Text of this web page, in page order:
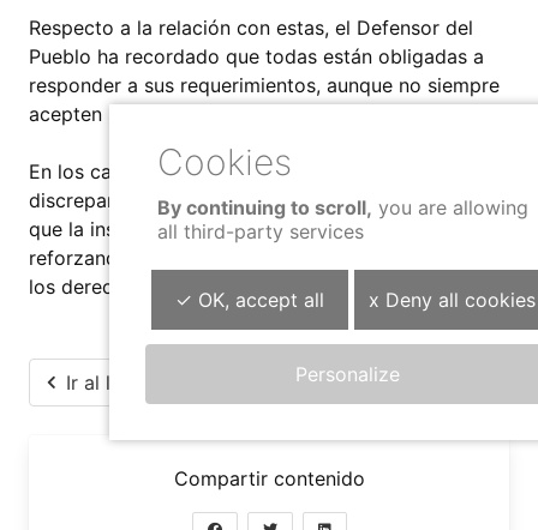
Respecto a la relación con estas, el Defensor del
Pueblo ha recordado que todas están obligadas a
responder a sus requerimientos, aunque no siempre
acepten sus resoluciones.
En los casos en los que no hay acuerdo, las
discrepancias quedan reflejadas en el informe anual
que la institución remite al Parlamento de Navarra,
reforzando así su labor de supervisión y defensa de
los derechos de la ciudadanía.
Ir al listado
Compartir contenido
By continuing to scroll, you are allowing
all third-party services
✓ OK, accept all x Deny all cookies
Personalize